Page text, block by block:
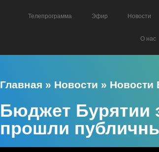
Телепрограмма Эфир Новости
О нас
Главная » Новости » Новости
Бюджет Бурятии
прошли